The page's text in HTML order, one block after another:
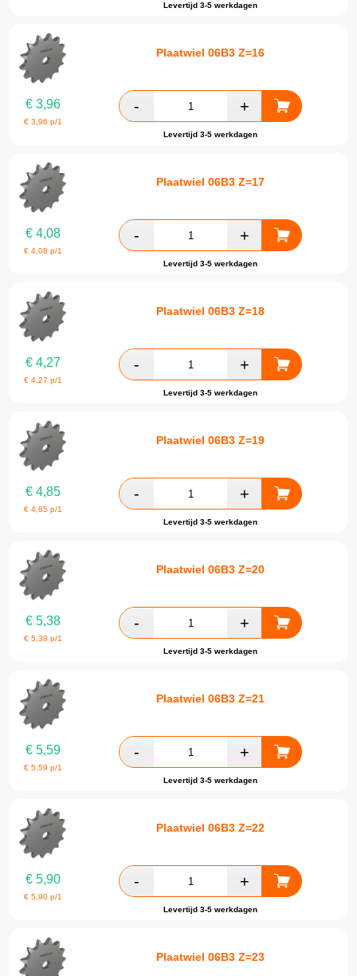
Levertijd 3-5 werkdagen
Plaatwiel 06B3 Z=16
€ 3,96
€3,96 p/1
Levertijd 3-5 werkdagen
Plaatwiel 06B3 Z=17
€ 4,08
€4,08 p/1
Levertijd 3-5 werkdagen
Plaatwiel 06B3 Z=18
€ 4,27
€4,27 p/1
Levertijd 3-5 werkdagen
Plaatwiel 06B3 Z=19
€ 4,85
€4,85 p/1
Levertijd 3-5 werkdagen
Plaatwiel 06B3 Z=20
€ 5,38
€5,38 p/1
Levertijd 3-5 werkdagen
Plaatwiel 06B3 Z=21
€ 5,59
€5,59 p/1
Levertijd 3-5 werkdagen
Plaatwiel 06B3 Z=22
€ 5,90
€5,90 p/1
Levertijd 3-5 werkdagen
Plaatwiel 06B3 Z=23